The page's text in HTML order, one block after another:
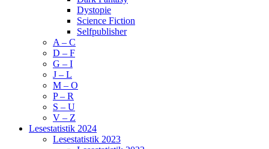
Dystopie
Science Fiction
Selfpublisher
A – C
D – F
G – I
J – L
M – O
P – R
S – U
V – Z
Lesestatistik 2024
Lesestatistik 2023